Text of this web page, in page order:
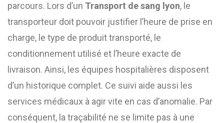
parcours. Lors d’un Transport de sang lyon, le
transporteur doit pouvoir justifier l’heure de prise en
charge, le type de produit transporté, le
conditionnement utilisé et l’heure exacte de
livraison. Ainsi, les équipes hospitalières disposent
d’un historique complet. Ce suivi aide aussi les
services médicaux à agir vite en cas d’anomalie. Par
conséquent, la traçabilité ne se limite pas à une